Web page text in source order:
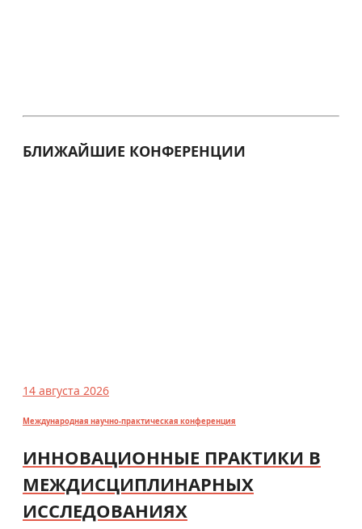
БЛИЖАЙШИЕ КОНФЕРЕНЦИИ
14 августа 2026
Международная научно-практическая конференция
ИННОВАЦИОННЫЕ ПРАКТИКИ В
МЕЖДИСЦИПЛИНАРНЫХ
ИССЛЕДОВАНИЯХ